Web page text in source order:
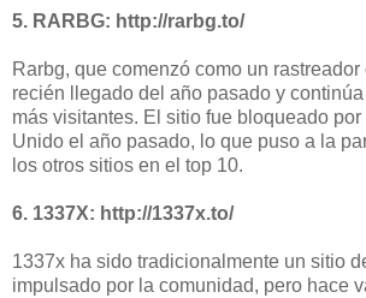
5. RARBG: http://rarbg.to/
Rarbg, que comenzó como un
recién llegado del año pasado y
más visitantes. El sitio fue bloqueado
Unido el año pasado, lo que puso a la
los otros sitios en el top 10.
6. 1337X: http://1337x.to/
1337x ha sido tradicionalmente un sitio
impulsado por la comunidad, pero hace